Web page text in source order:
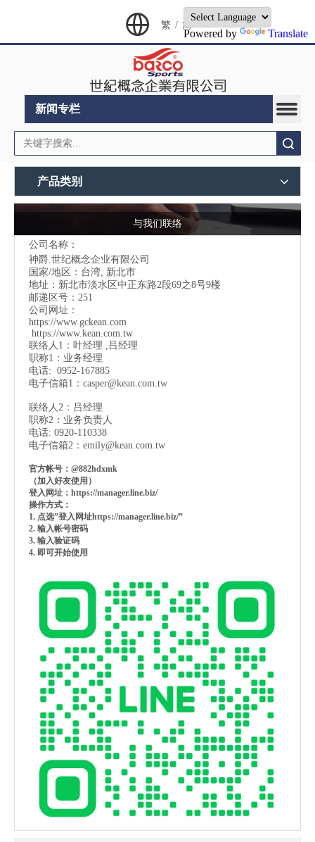
Powered by Translate
繁 / 简
新闻专栏
产品类别
与我们联络
公司名称：
神爵.世纪概念企业有限公司
国家/地区：台湾, 新北市
地址： 新北市淡水区中正东路2段69之8号9楼
邮递区号：251
公司网址：
https://www.gckean.com
https://www.kean.com.tw
联络人1：叶经理 ,吕经理
职称1：业务经理
电话: 0952-167885
电子信箱1： casper@kean.com.tw
联络人2：吕经理
职称2：业务负责人
电话: 0920-110338
电子信箱2： emily@kean.com.tw
官方帐号：@882hdxmk
（加入好友使用）
登入网址：https://manager.line.biz/
操作方式：
1. 点选”登入网址https://manager.line.biz/”
2. 输入帐号密码
3. 输入验证码
4. 即可开始使用